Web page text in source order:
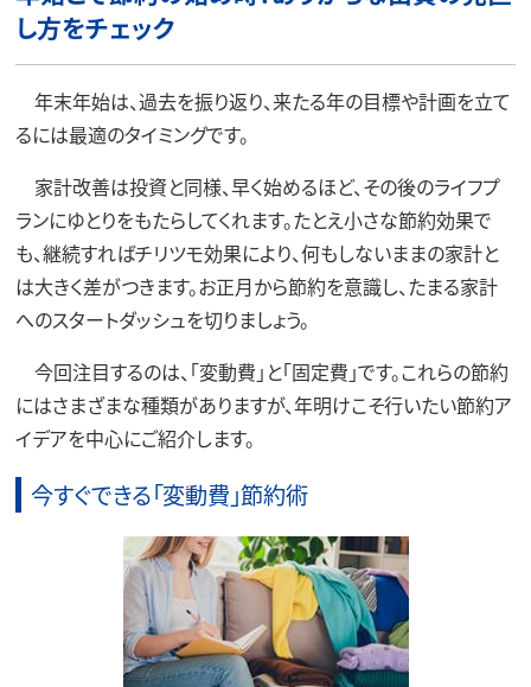
し方をチェック
年末年始は、過去を振り返り、来たる年の目標や計画を立て
るには最適のタイミングです。
家計改善は投資と同様、早く始めるほど、その後のライフプ
ランにゆとりをもたらしてくれます。たとえ小さな節約効果で
も、継続すればチリツモ効果により、何もしないままの家計と
は大きく差がつきます。お正月から節約を意識し、たまる家計
へのスタートダッシュを切りましょう。
今回注目するのは、「変動費」と「固定費」です。これらの節約
にはさまざまな種類がありますが、年明けこそ行いたい節約ア
イデアを中心にご紹介します。
今すぐできる「変動費」節約術